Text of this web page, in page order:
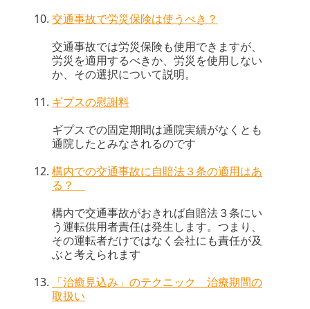
交通事故で労災保険は使うべき？
交通事故では労災保険も使用できますが、
労災を適用するべきか、労災を使用しない
か、その選択について説明。
ギプスの慰謝料
ギプスでの固定期間は通院実績がなくとも
通院したとみなされるのです
構内での交通事故に自賠法３条の適用はあ
る？
構内で交通事故がおきれば自賠法３条にい
う運転供用者責任は発生します。つまり、
その運転者だけではなく会社にも責任が及
ぶと考えられます
「治癒見込み」のテクニック 治療期間の
取扱い